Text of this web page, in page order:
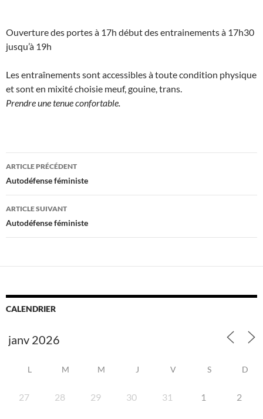
Ouverture des portes à 17h début des entrainements à 17h30
jusqu’à 19h
Les entraînements sont accessibles à toute condition physique
et sont en mixité choisie meuf, gouine, trans.
Prendre une tenue confortable.
Navigation
des
articles
ARTICLE PRÉCÉDENT
Autodéfense féministe
ARTICLE SUIVANT
Autodéfense féministe
CALENDRIER
L M M J V S D
27 28 29 30 31 1 2